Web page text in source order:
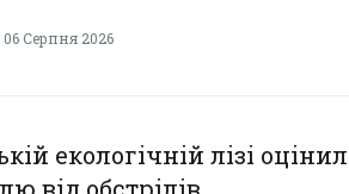
06 Серпня 2026
екологічній лізі
від обстрілів